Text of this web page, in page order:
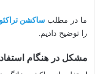
ما در مطلب ساکشن
را توضیح دادیم.
مشکل در هنگام